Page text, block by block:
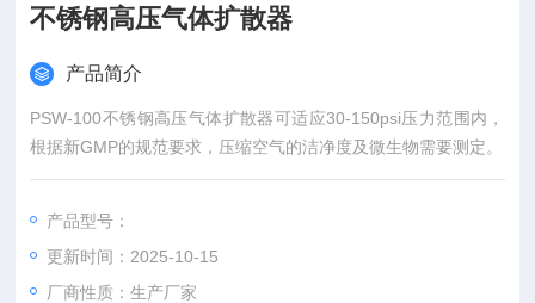
不锈钢高压气体扩散器
产品简介
PSW-100不锈钢高压气体扩散器可适应30-150psi压力范围内，
根据新GMP的规范要求，压缩空气的洁净度及微生物需要测定。
产品型号：
更新时间：2025-10-15
厂商性质：生产厂家